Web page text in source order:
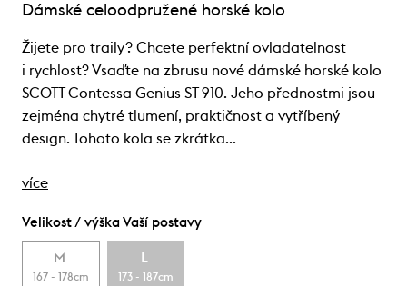
Dámské celoodpružené horské kolo
Žijete pro traily? Chcete perfektní ovladatelnost
i rychlost? Vsaďte na zbrusu nové dámské horské kolo
SCOTT Contessa Genius ST 910. Jeho přednostmi jsou
zejména chytré tlumení, praktičnost a vytříbený
design. Tohoto kola se zkrátka…
více
Velikost / výška Vaší postavy
M
167 - 178cm
L
173 - 187cm